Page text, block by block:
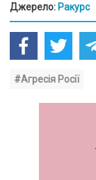
Джерело: Ракурс
#Агресія Росії